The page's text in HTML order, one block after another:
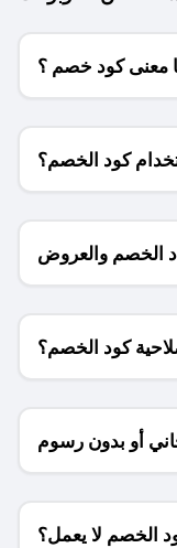
معنى كود خصم ؟
كود الخصم؟
الخصم والعروض
للمتاجر؟
كود الخصم؟
أو بدون رسوم
الشحن ؟
الخصم لا يعمل؟